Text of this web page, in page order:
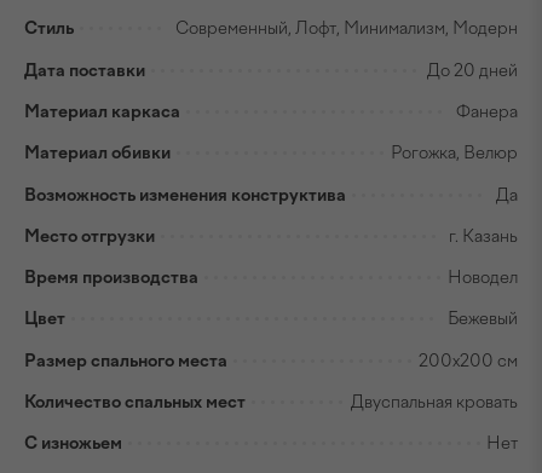
Стиль Современный, Лофт, Минимализм, Модерн
Дата поставки До 20 дней
Материал каркаса Фанера
Материал обивки Рогожка, Велюр
Возможность изменения конструктива Да
Место отгрузки г. Казань
Время производства Новодел
Цвет Бежевый
Размер спального места 200х200 см
Количество спальных мест Двуспальная кровать
С изножьем Нет